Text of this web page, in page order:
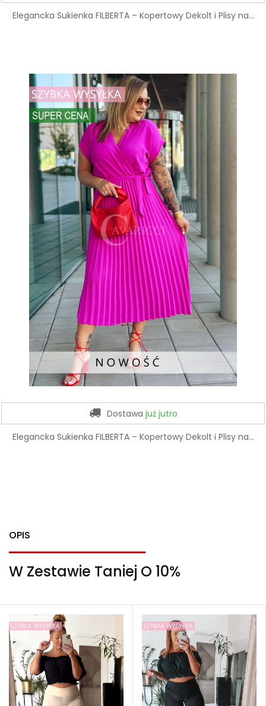
Elegancka Sukienka FILBERTA – Kopertowy Dekolt i Plisy na...
Dostawa już jutro
Elegancka Sukienka FILBERTA – Kopertowy Dekolt i Plisy na...
OPIS
W Zestawie Taniej O 10%